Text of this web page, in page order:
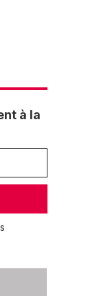
à la